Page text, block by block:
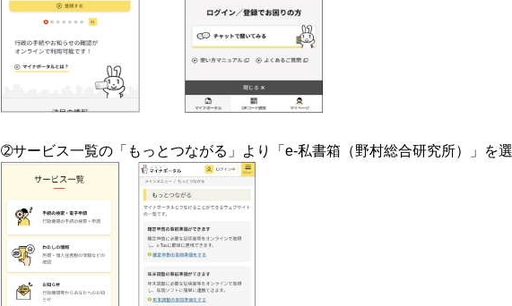
➁サービス一覧の「もっとつながる」より「e-私書箱（野村総合研究所）」を